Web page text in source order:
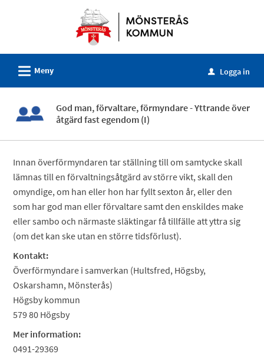
tjänster
Mönsterås
kommun
L Meny u Logga in
God man, förvaltare, förmyndare - Yttrande över
åtgärd fast egendom (I)
Innan överförmyndaren tar ställning till om samtycke skall
lämnas till en förvaltningsåtgärd av större vikt, skall den
omyndige, om han eller hon har fyllt sexton år, eller den
som har god man eller förvaltare samt den enskildes make
eller sambo och närmaste släktingar få tillfälle att yttra sig
(om det kan ske utan en större tidsförlust).
Kontakt:
Överförmyndare i samverkan (Hultsfred, Högsby,
Oskarshamn, Mönsterås)
Högsby kommun
579 80 Högsby
Mer information:
0491-29369